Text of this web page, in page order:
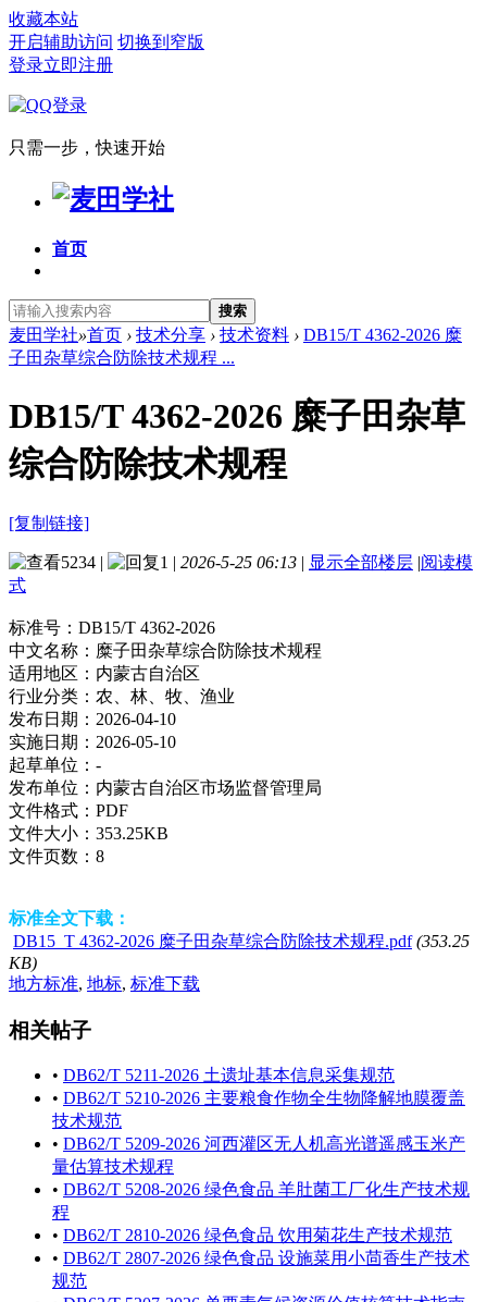
收藏本站
开启辅助访问 切换到窄版
登录立即注册
只需一步，快速开始
首页
搜索
麦田学社»首页 › 技术分享 › 技术资料 › DB15/T 4362-2026 糜
子田杂草综合防除技术规程 ...
DB15/T 4362-2026 糜子田杂草
综合防除技术规程
[复制链接]
5234 | 1 | 2026-5-25 06:13 | 显示全部楼层 |阅读模
式
标准号： DB15/T 4362-2026
中文名称： 糜子田杂草综合防除技术规程
适用地区： 内蒙古自治区
行业分类： 农、林、牧、渔业
发布日期： 2026-04-10
实施日期： 2026-05-10
起草单位： -
发布单位： 内蒙古自治区市场监督管理局
文件格式： PDF
文件大小： 353.25KB
文件页数： 8
标准全文下载：
DB15_T 4362-2026 糜子田杂草综合防除技术规程.pdf (353.25
KB)
地方标准, 地标, 标准下载
相关帖子
• DB62/T 5211-2026 土遗址基本信息采集规范
• DB62/T 5210-2026 主要粮食作物全生物降解地膜覆盖
技术规范
• DB62/T 5209-2026 河西灌区无人机高光谱遥感玉米产
量估算技术规程
• DB62/T 5208-2026 绿色食品 羊肚菌工厂化生产技术规
程
• DB62/T 2810-2026 绿色食品 饮用菊花生产技术规范
• DB62/T 2807-2026 绿色食品 设施菜用小茴香生产技术
规范